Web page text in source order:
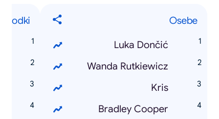
Osebe
Luka Dončić
Wanda Rutkiewicz
Kris
Bradley Cooper